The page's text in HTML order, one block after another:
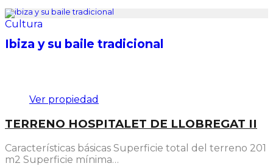
Cultura
Ibiza y su baile tradicional
Ver propiedad
TERRENO HOSPITALET DE LLOBREGAT II
Características básicas Superficie total del terreno 201
m2 Superficie mínima…